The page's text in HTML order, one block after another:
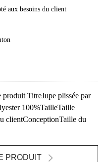
aux besoins du client
TitreJupe plissée par
100%TailleTaille
clientConceptionTaille du
PRODUIT